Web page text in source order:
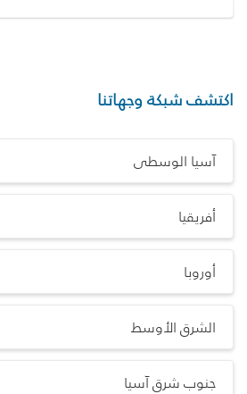
اكتشف شبكة وجهاتنا
آسيا الوسطى
أفريقيا
أوروبا
الشرق الأوسط
جنوب شرق آسيا